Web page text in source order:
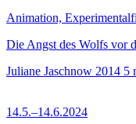
Animation,
Die Angst des Wolfs vor
Juliane Jaschnow 2014 5
14.5.–14.6.2024